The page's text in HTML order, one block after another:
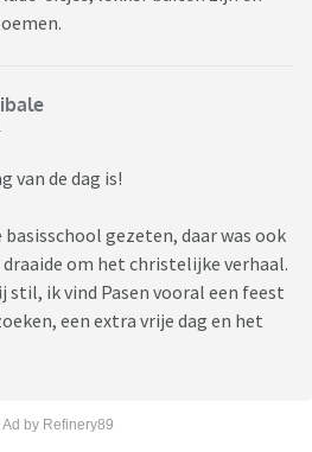
van de dag is!
gezeten, daar was ook
om het christelijke verhaal.
stil, ik vind Pasen vooral een feest
een extra vrije dag en het
by Refinery89